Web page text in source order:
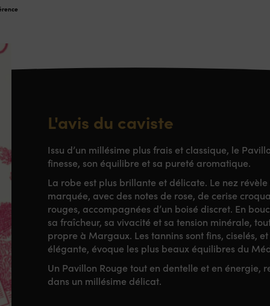
L'avis du caviste
Issu d’un millésime plus frais et classique, le
finesse, son équilibre et sa pureté aromatique.
La robe est plus brillante et délicate. Le nez
marquée, avec des notes de rose, de cerise
rouges, accompagnées d’un boisé discret. En
sa fraîcheur, sa vivacité et sa tension minérale,
propre à Margaux. Les tannins sont fins, ciselés,
élégante, évoque les plus beaux équilibres du
Un Pavillon Rouge tout en dentelle et en énergie,
dans un millésime délicat.